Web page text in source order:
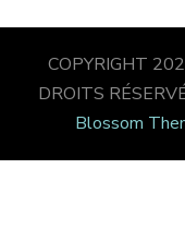
COPYRIGHT
DROITS
Blossom